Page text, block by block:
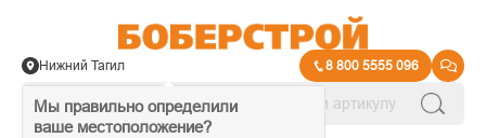
Мы правильно определили
ваше местоположение?
Нижний Тагил 8 800 5555 096